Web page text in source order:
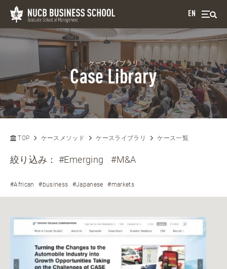
EN
ケースライブラリ
Case Library
TOP ケースメソッド ケースライブラリ ケース一覧
絞り込み：#Emerging #M&A
#African #business #Japanese #markets